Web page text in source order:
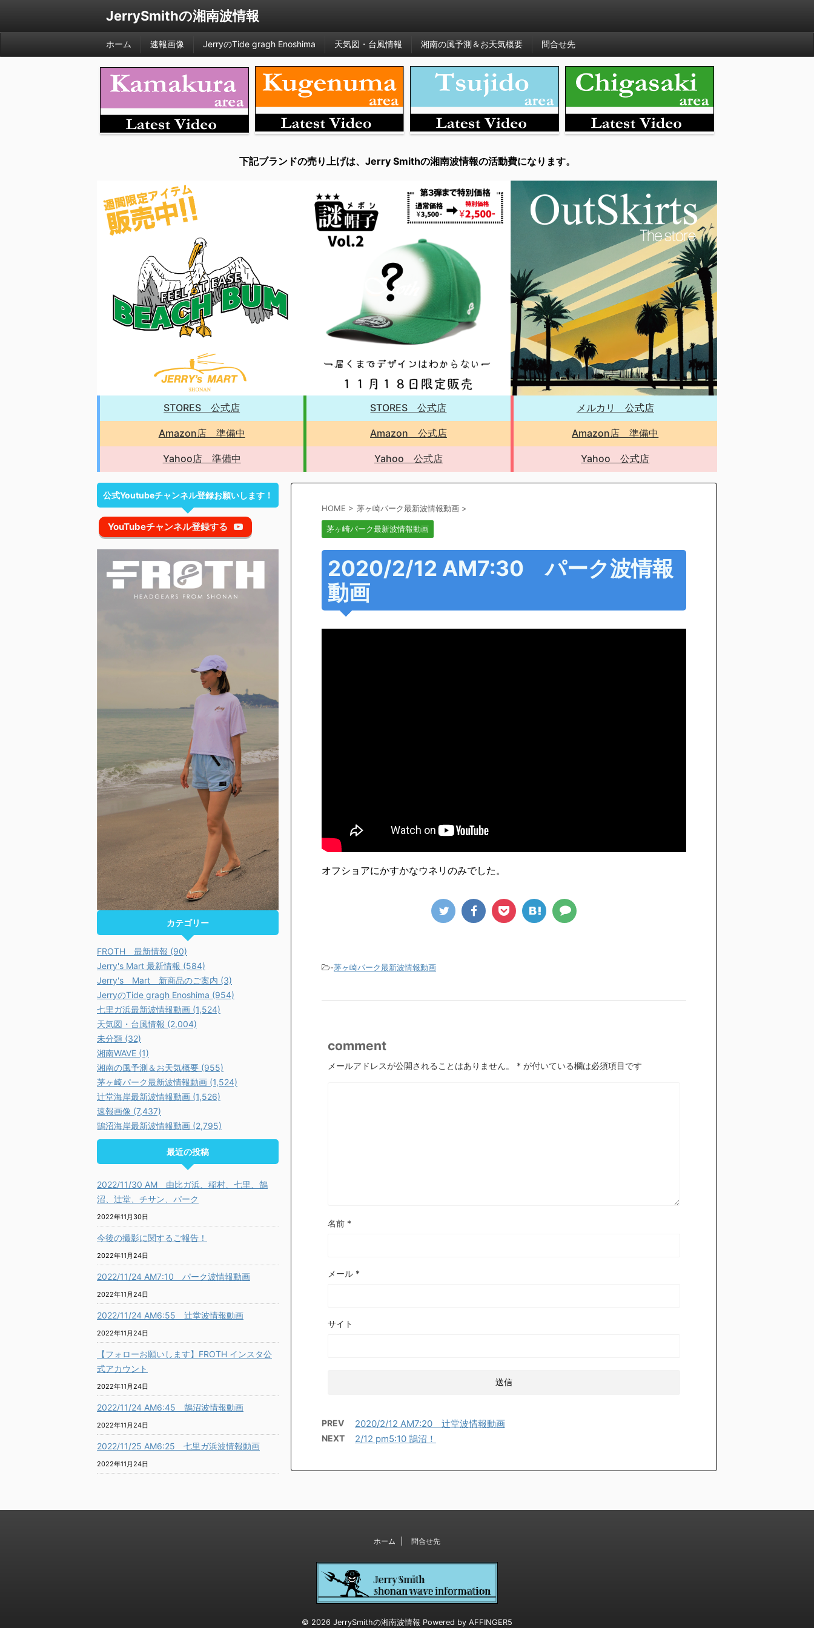
JerrySmithの湘南波情報
ホーム 速報画像 JerryのTide gragh Enoshima 天気図・台風情報 湘南の風予測＆お天気概要 問合せ先
下記ブランドの売り上げは、Jerry Smithの湘南波情報の活動費になります。
STORES 公式店
Amazon店 準備中
Yahoo店 準備中
STORES 公式店
Amazon 公式店
Yahoo 公式店
メルカリ 公式店
Amazon店 準備中
Yahoo 公式店
HOME > 茅ヶ崎パーク最新波情報動画 >
茅ヶ崎パーク最新波情報動画
2020/2/12 AM7:30 パーク波情報
動画
オフショアにかすかなウネリのみでした。
-茅ヶ崎パーク最新波情報動画
comment
メールアドレスが公開されることはありません。 * が付いている欄は必須項目です
名前 *
メール *
サイト
PREV 2020/2/12 AM7:20 辻堂波情報動画
NEXT 2/12 pm5:10 鵠沼！
公式Youtubeチャンネル登録お願いします！
YouTubeチャンネル登録する
カテゴリー
FROTH 最新情報 (90)
Jerry's Mart 最新情報 (584)
Jerry's Mart 新商品のご案内 (3)
JerryのTide gragh Enoshima (954)
七里ガ浜最新波情報動画 (1,524)
天気図・台風情報 (2,004)
未分類 (32)
湘南WAVE (1)
湘南の風予測＆お天気概要 (955)
茅ヶ崎パーク最新波情報動画 (1,524)
辻堂海岸最新波情報動画 (1,526)
速報画像 (7,437)
鵠沼海岸最新波情報動画 (2,795)
最近の投稿
2022/11/30 AM 由比ガ浜、稲村、七里、鵠
沼、辻堂、チサン、パーク
2022年11月30日
今後の撮影に関するご報告！
2022年11月24日
2022/11/24 AM7:10 パーク波情報動画
2022年11月24日
2022/11/24 AM6:55 辻堂波情報動画
2022年11月24日
【フォローお願いします】FROTH インスタ公
式アカウント
2022年11月24日
2022/11/24 AM6:45 鵠沼波情報動画
2022年11月24日
2022/11/25 AM6:25 七里ガ浜波情報動画
2022年11月24日
ホーム 問合せ先
© 2026 JerrySmithの湘南波情報 Powered by AFFINGER5